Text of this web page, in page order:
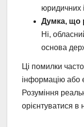
юридичних
Думка, що
Ні,
основа
Ці помилки
інформацію або
Розуміння
орієнтуватися в